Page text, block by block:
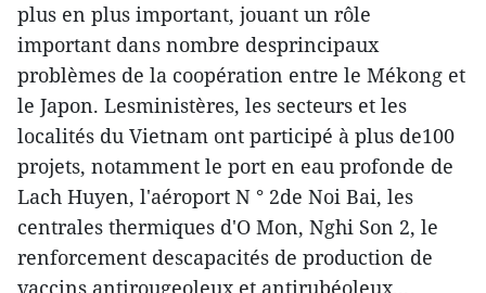
plus en plus important, jouant un rôle
important dans nombre desprincipaux
problèmes de la coopération entre le Mékong et
le Japon. Lesministères, les secteurs et les
localités du Vietnam ont participé à plus de100
projets, notamment le port en eau profonde de
Lach Huyen, l'aéroport N ° 2de Noi Bai, les
centrales thermiques d'O Mon, Nghi Son 2, le
renforcement descapacités de production de
vaccins antirougeoleux et antirubéoleux...